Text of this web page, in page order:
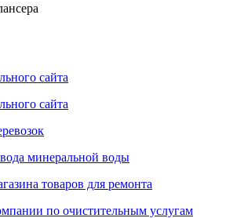
сайта
сайта
минеральной воды
товаров для ремонта
по очистительным услугам